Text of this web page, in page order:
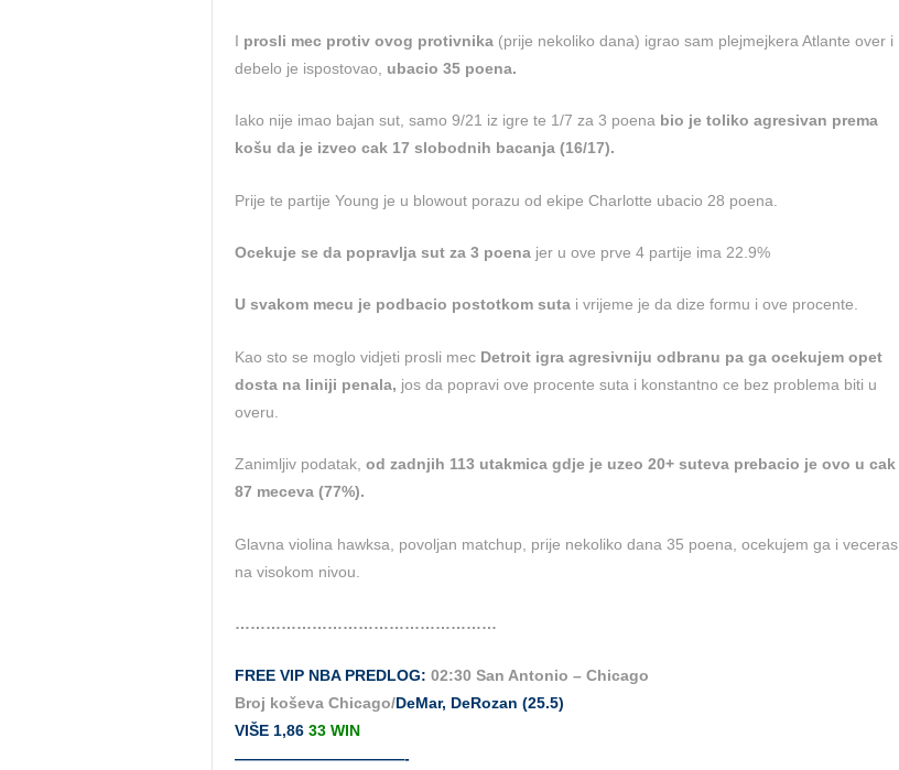
I prosli mec protiv ovog protivnika (prije nekoliko dana) igrao sam plejmejkera Atlante over i
debelo je ispostovao, ubacio 35 poena.
Iako nije imao bajan sut, samo 9/21 iz igre te 1/7 za 3 poena bio je toliko agresivan prema
košu da je izveo cak 17 slobodnih bacanja (16/17).
Prije te partije Young je u blowout porazu od ekipe Charlotte ubacio 28 poena.
Ocekuje se da popravlja sut za 3 poena jer u ove prve 4 partije ima 22.9%
U svakom mecu je podbacio postotkom suta i vrijeme je da dize formu i ove procente.
Kao sto se moglo vidjeti prosli mec Detroit igra agresivniju odbranu pa ga ocekujem opet
dosta na liniji penala, jos da popravi ove procente suta i konstantno ce bez problema biti u
overu.
Zanimljiv podatak, od zadnjih 113 utakmica gdje je uzeo 20+ suteva prebacio je ovo u cak
87 meceva (77%).
Glavna violina hawksa, povoljan matchup, prije nekoliko dana 35 poena, ocekujem ga i veceras
na visokom nivou.
……………………………………………
FREE VIP NBA PREDLOG: 02:30 San Antonio – Chicago
Broj koševa Chicago/DeMar, DeRozan (25.5)
VIŠE 1,86 33 WIN
———————————-